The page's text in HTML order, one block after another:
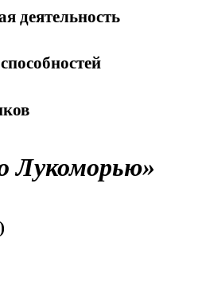
деятельность
Лукоморью»